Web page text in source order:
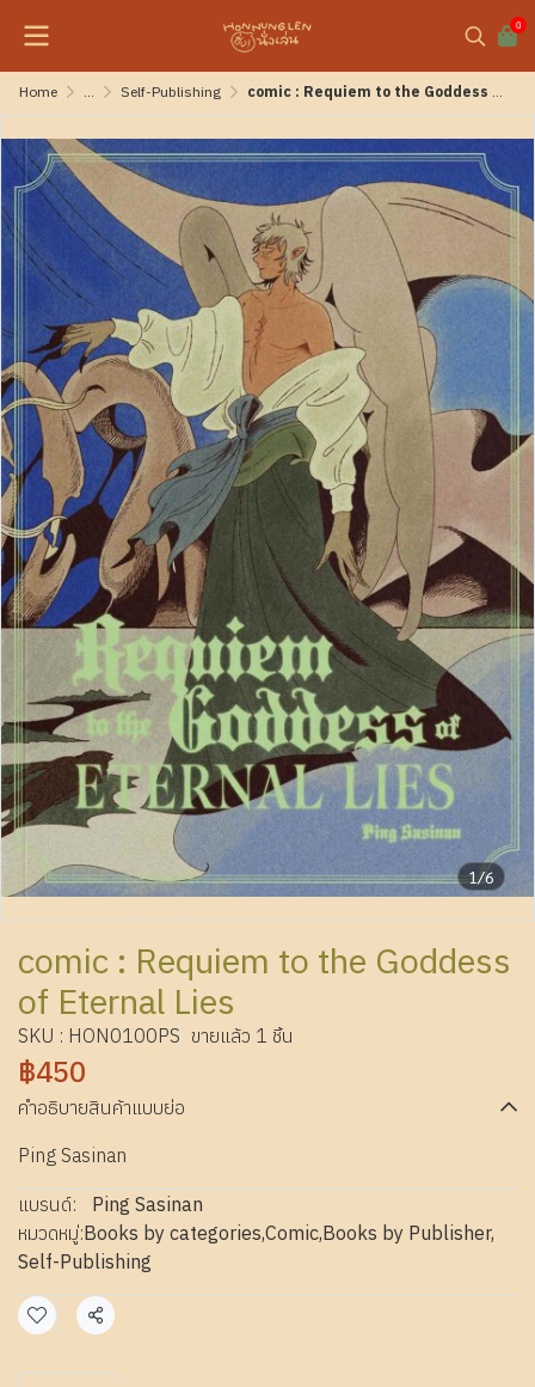
0
Home ... Self-Publishing comic : Requiem to the Goddess of Eternal Lies
1/6
comic : Requiem to the Goddess
of Eternal Lies
SKU : HON0100PS ขายแล้ว 1 ชิ้น
฿450
คำอธิบายสินค้าแบบย่อ
Ping Sasinan
แบรนด์:
Ping Sasinan
หมวดหมู่:Books by categories,Comic,Books by Publisher,
Self-Publishing
แชร์